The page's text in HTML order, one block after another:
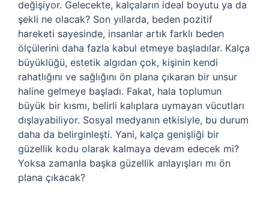
değişiyor. Gelecekte, kalçaların ideal boyutu ya da
şekli ne olacak? Son yıllarda, beden pozitif
hareketi sayesinde, insanlar artık farklı beden
ölçülerini daha fazla kabul etmeye başladılar. Kalça
büyüklüğü, estetik algıdan çok, kişinin kendi
rahatlığını ve sağlığını ön plana çıkaran bir unsur
haline gelmeye başladı. Fakat, hala toplumun
büyük bir kısmı, belirli kalıplara uymayan vücutları
dışlayabiliyor. Sosyal medyanın etkisiyle, bu durum
daha da belirginleşti. Yani, kalça genişliği bir
güzellik kodu olarak kalmaya devam edecek mi?
Yoksa zamanla başka güzellik anlayışları mı ön
plana çıkacak?